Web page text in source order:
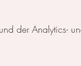
Techniken,
der Analytics-